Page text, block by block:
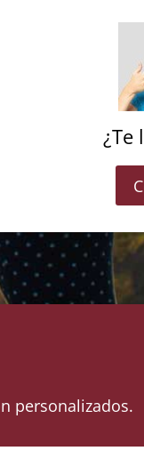
¿Te
personalizados.